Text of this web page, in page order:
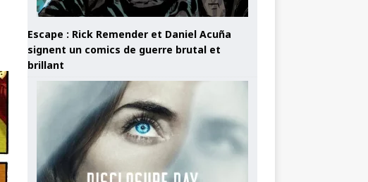
Escape : Rick Remender et Daniel Acuña
signent un comics de guerre brutal et
brillant